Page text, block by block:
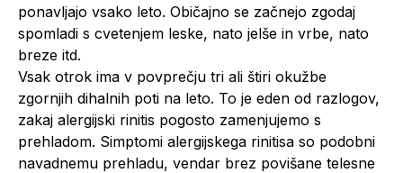
ponavljajo vsako leto. Običajno se začnejo zgodaj
spomladi s cvetenjem leske, nato jelše in vrbe, nato
breze itd.
Vsak otrok ima v povprečju tri ali štiri okužbe
zgornjih dihalnih poti na leto. To je eden od razlogov,
zakaj alergijski rinitis pogosto zamenjujemo s
prehladom. Simptomi alergijskega rinitisa so podobni
navadnemu prehladu, vendar brez povišane telesne